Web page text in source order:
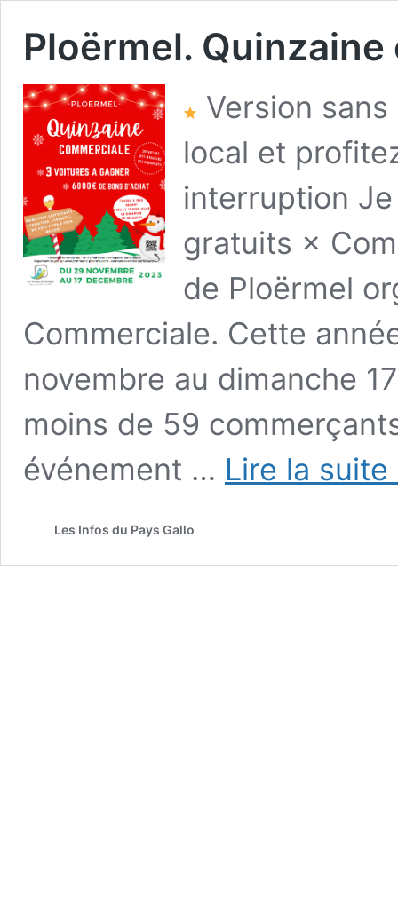
Ploërmel.
Version
local et
interruption Je
gratuits ×
de Ploërmel
Commerciale. Cette
novembre au dimanche
moins de 59
événement … Lire la suite
Les Infos du Pays Gallo